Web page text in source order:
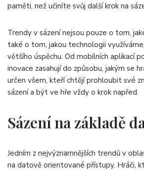
paměti, než učiníte svůj další krok na
Trendy v sázení nejsou pouze o tom,
také o tom, jakou technologii
většího úspěchu. Od mobilních aplikací
inovace zasahují do způsobu, jakým se
určen všem, kteří chtějí prohloubit své
sázení a být ve hře vždy o krok napřed.
Sázení na základě
Jedním z nejvýznamnějších trendů v
na datově orientované přístupy. Hráči,